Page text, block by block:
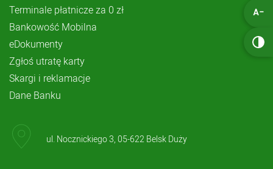
A-
Terminale płatnicze za 0 zł
Bankowość Mobilna
eDokumenty
Zgłoś utratę karty
Skargi i reklamacje
Dane Banku
ul. Nocznickiego 3, 05-622 Belsk Duży